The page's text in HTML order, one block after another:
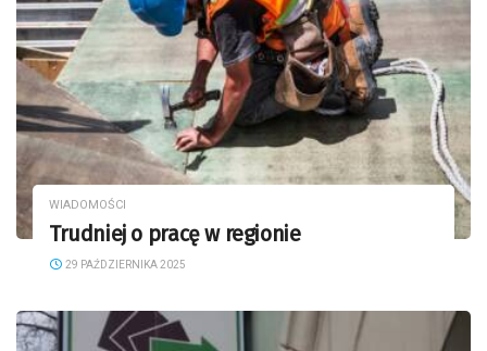
WIADOMOŚCI
Trudniej o pracę w regionie
29 PAŹDZIERNIKA 2025